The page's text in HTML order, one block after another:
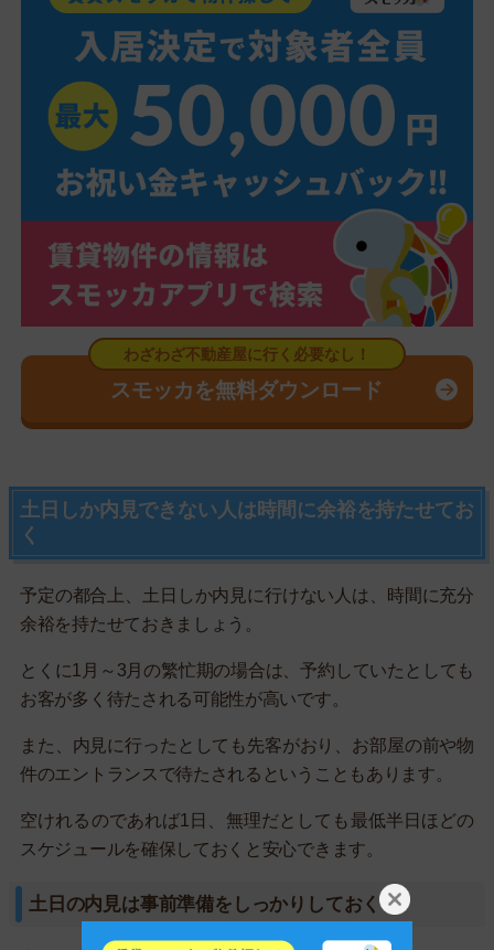
スモッカを無料ダウンロード
土日しか内見できない人は時間に余裕を持たせてお
く
予定の都合上、土日しか内見に行けない人は、時間に充分
余裕を持たせておきましょう。
とくに1月～3月の繁忙期の場合は、予約していたとしても
お客が多く待たされる可能性が高いです。
また、内見に行ったとしても先客がおり、お部屋の前や物
件のエントランスで待たされるということもあります。
空けれるのであれば1日、無理だとしても最低半日ほどの
スケジュールを確保しておくと安心できます。
土日の内見は事前準備をしっかりしておく